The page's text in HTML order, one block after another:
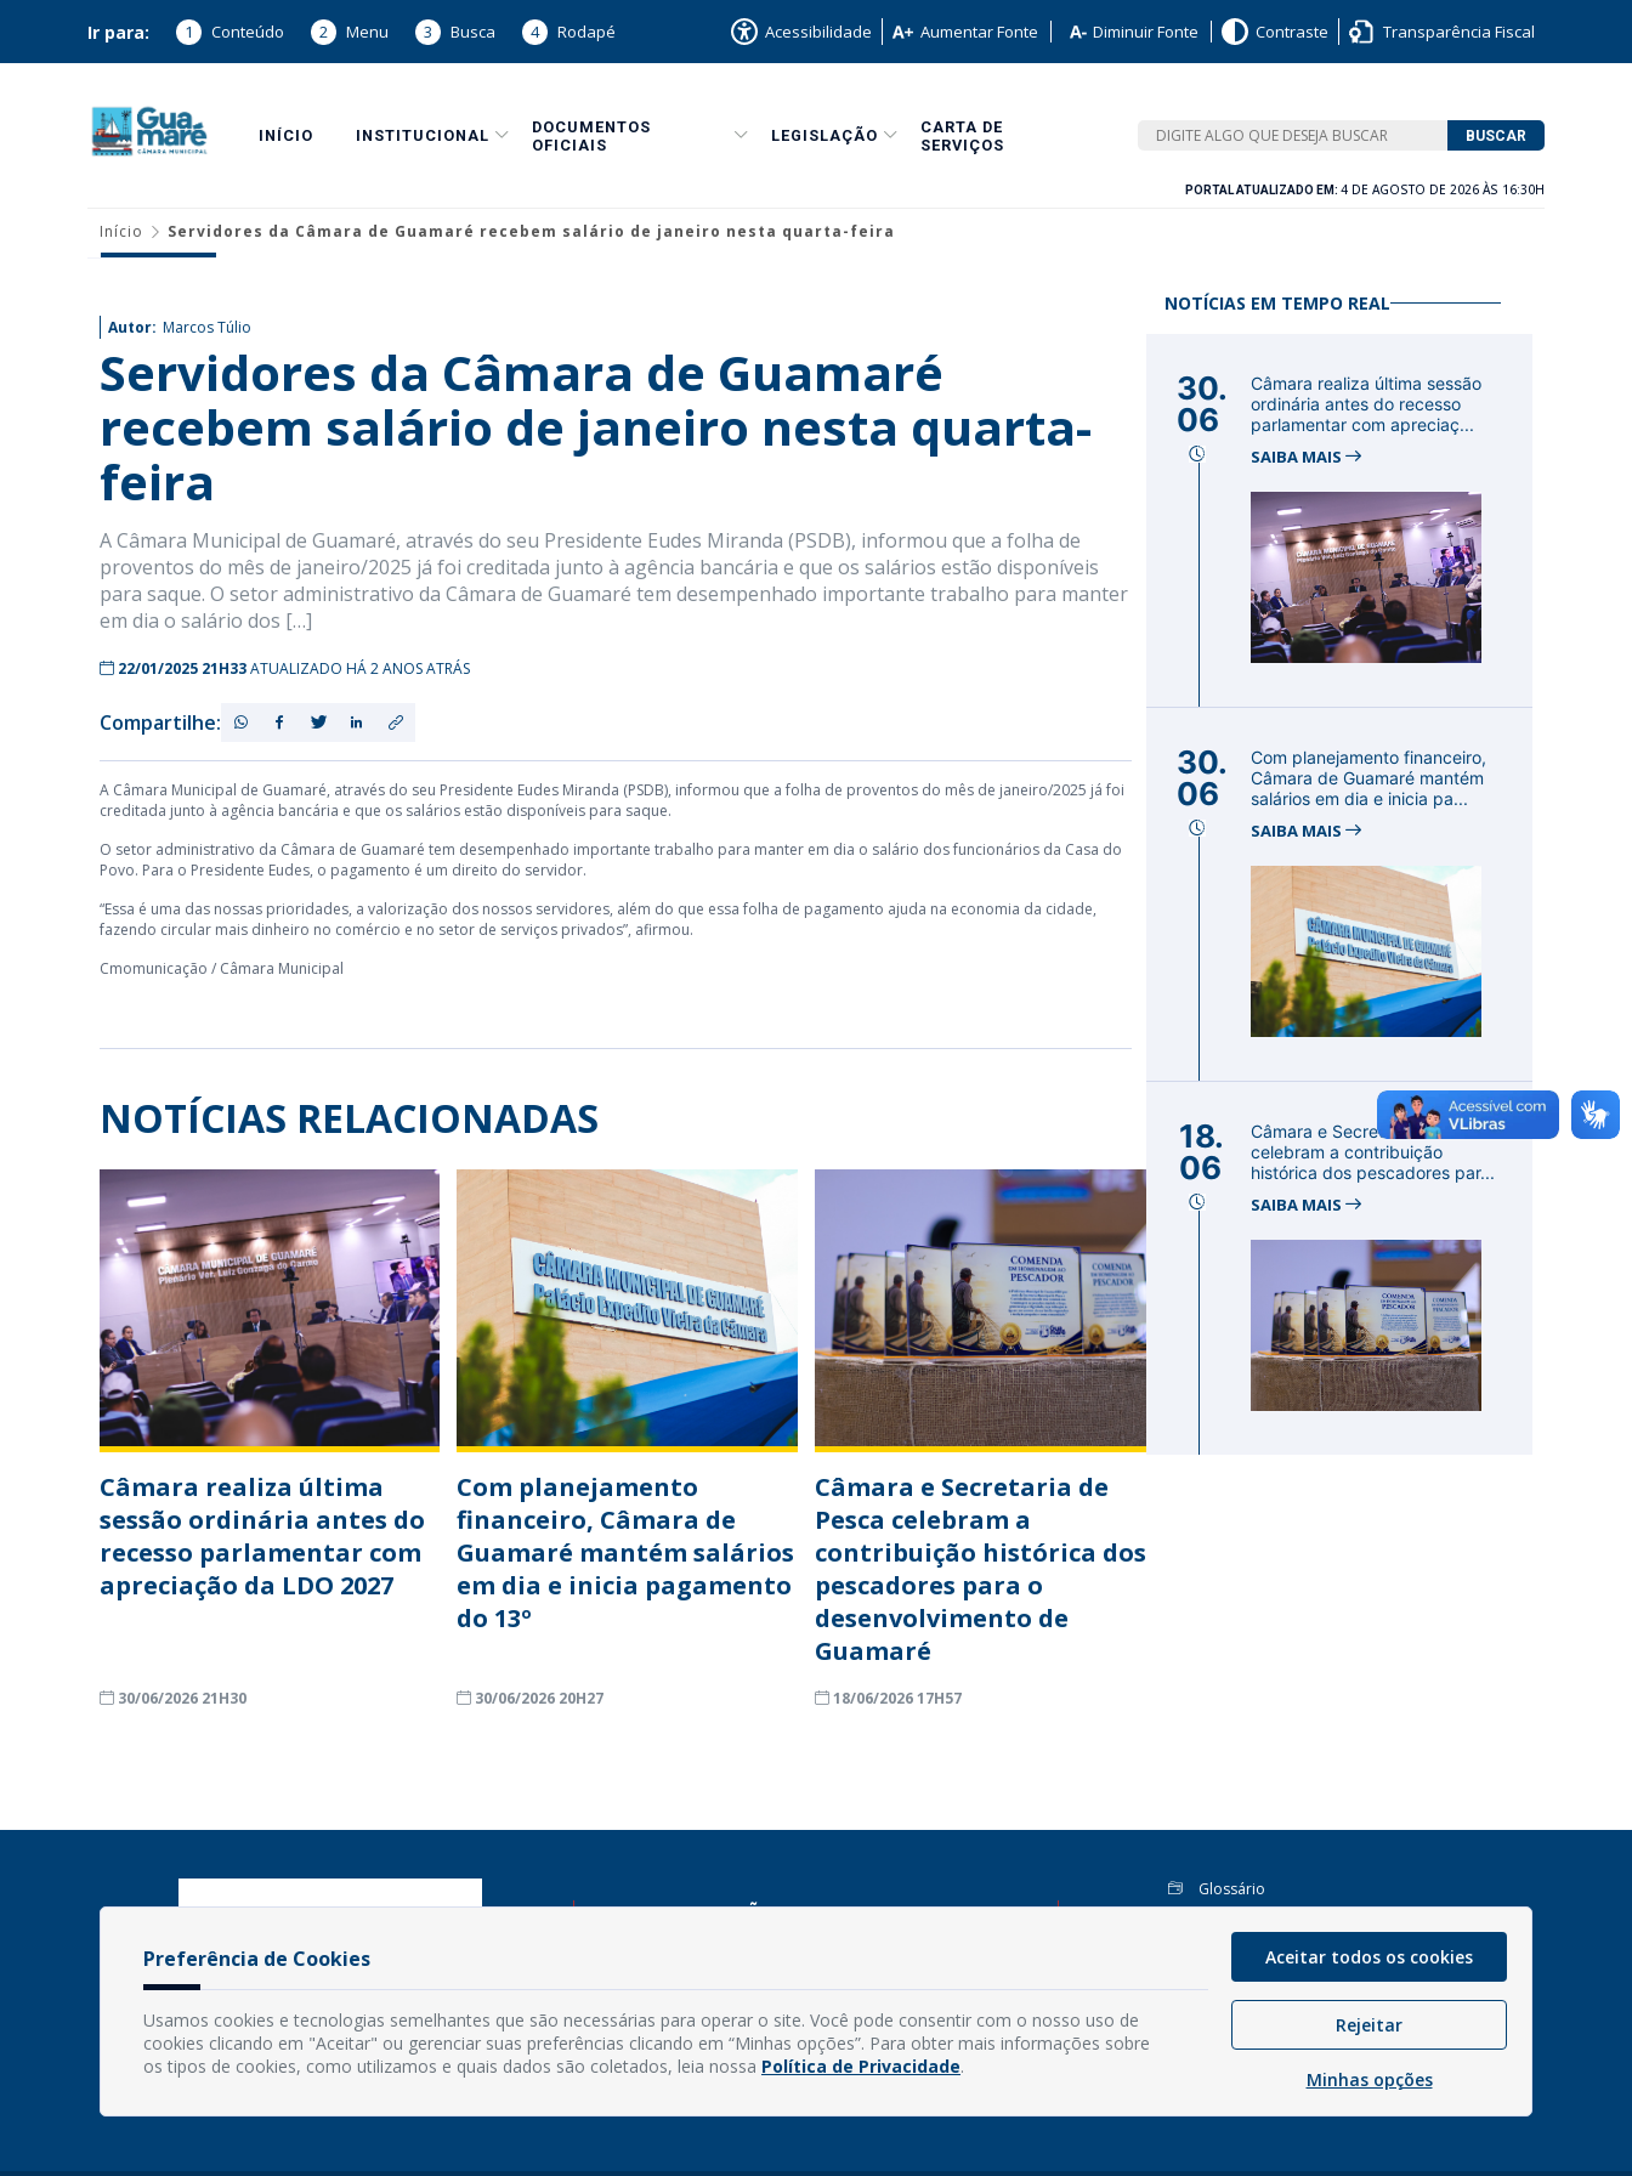
Ir para: 1 Conteúdo 2 Menu 3 Busca 4 Rodapé Acessibilidade Aumentar Fonte Diminuir Fonte Contraste Transparência Fiscal
INÍCIO INSTITUCIONAL
DOCUMENTOS
OFICIAIS
LEGISLAÇÃO
CARTA DE
SERVIÇOS
BUSCAR
PORTAL ATUALIZADO EM: 4 DE AGOSTO DE 2026 ÀS 16:30H
Início Servidores da Câmara de Guamaré recebem salário de janeiro nesta quarta-feira
Autor: Marcos Túlio
Servidores da Câmara de Guamaré
recebem salário de janeiro nesta quarta-
feira
A Câmara Municipal de Guamaré, através do seu Presidente Eudes Miranda (PSDB), informou que a folha de
proventos do mês de janeiro/2025 já foi creditada junto à agência bancária e que os salários estão disponíveis
para saque. O setor administrativo da Câmara de Guamaré tem desempenhado importante trabalho para manter
em dia o salário dos […]
22/01/2025 21H33ATUALIZADO HÁ 2 ANOS ATRÁS
Compartilhe:
A Câmara Municipal de Guamaré, através do seu Presidente Eudes Miranda (PSDB), informou que a folha de proventos do mês de janeiro/2025 já foi
creditada junto à agência bancária e que os salários estão disponíveis para saque.
O setor administrativo da Câmara de Guamaré tem desempenhado importante trabalho para manter em dia o salário dos funcionários da Casa do
Povo. Para o Presidente Eudes, o pagamento é um direito do servidor.
“Essa é uma das nossas prioridades, a valorização dos nossos servidores, além do que essa folha de pagamento ajuda na economia da cidade,
fazendo circular mais dinheiro no comércio e no setor de serviços privados”, afirmou.
Cmomunicação / Câmara Municipal
NOTÍCIAS RELACIONADAS
Câmara realiza última
sessão ordinária antes do
recesso parlamentar com
apreciação da LDO 2027
30/06/2026 21H30
Com planejamento
financeiro, Câmara de
Guamaré mantém salários
em dia e inicia pagamento
do 13º
30/06/2026 20H27
Câmara e Secretaria de
Pesca celebram a
contribuição histórica dos
pescadores para o
desenvolvimento de
Guamaré
18/06/2026 17H57
NOTÍCIAS EM TEMPO REAL
30.
06
Câmara realiza última sessão
ordinária antes do recesso
parlamentar com apreciaç...
SAIBA MAIS
30.
06
Com planejamento financeiro,
Câmara de Guamaré mantém
salários em dia e inicia pa...
SAIBA MAIS
18.
06
Câmara e Secretaria de Pesca
celebram a contribuição
histórica dos pescadores par...
SAIBA MAIS
INFORMAÇÕES
CEP: 59598-000 - Guamaré - RN
Contato: (84) 3525-2032
E-mail: diretoria@guamare.rn.leg.br
Horário: Segunda a sexta-feira, das 8h às 12h
Glossário
Perguntas Frequentes
Manual de Navegação
Política de Privacidade
Interno 1Doc
Webmail Institucional
Preferência de Cookies
Usamos cookies e tecnologias semelhantes que são necessárias para operar o site. Você pode consentir com o nosso uso de
cookies clicando em "Aceitar" ou gerenciar suas preferências clicando em “Minhas opções”. Para obter mais informações sobre
os tipos de cookies, como utilizamos e quais dados são coletados, leia nossa Política de Privacidade.
Aceitar todos os cookies
Rejeitar
Minhas opções